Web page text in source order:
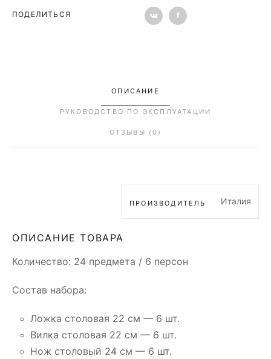
ПОДЕЛИТЬСЯ
ОПИСАНИЕ
РУКОВОДСТВО ПО ЭКСПЛУАТАЦИИ
ОТЗЫВЫ (0)
ПРОИЗВОДИТЕЛЬ Италия
ОПИСАНИЕ ТОВАРА
Количество: 24 предмета / 6 персон
Состав набора:
Ложка столовая 22 см — 6 шт.
Вилка столовая 22 см — 6 шт.
Нож столовый 24 см — 6 шт.